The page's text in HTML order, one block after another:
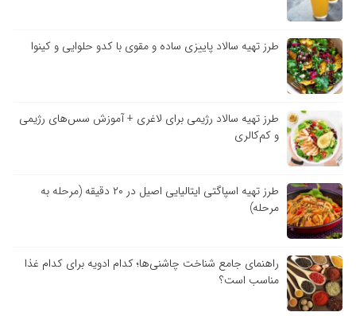
طرز تهیه سالاد پاییزی ساده و مقوی با کدو حلوایی و کینوا
طرز تهیه سالاد رژیمی برای لاغری + آموزش سس‌های رژیمی
و کم‌کالری
طرز تهیه اسپاگتی ایتالیایی اصیل در ۲۰ دقیقه (مرحله به
مرحله)
راهنمای جامع شناخت چاشنی‌ها؛ کدام ادویه برای کدام غذا
مناسب است؟